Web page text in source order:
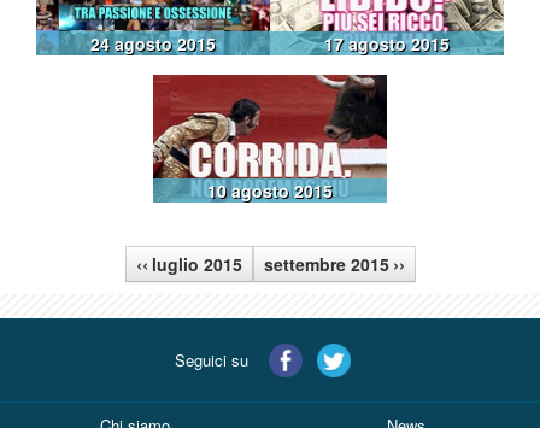
24 agosto 2015 17 agosto 2015
10 agosto 2015
‹‹ luglio 2015 settembre 2015 ››
Seguici su